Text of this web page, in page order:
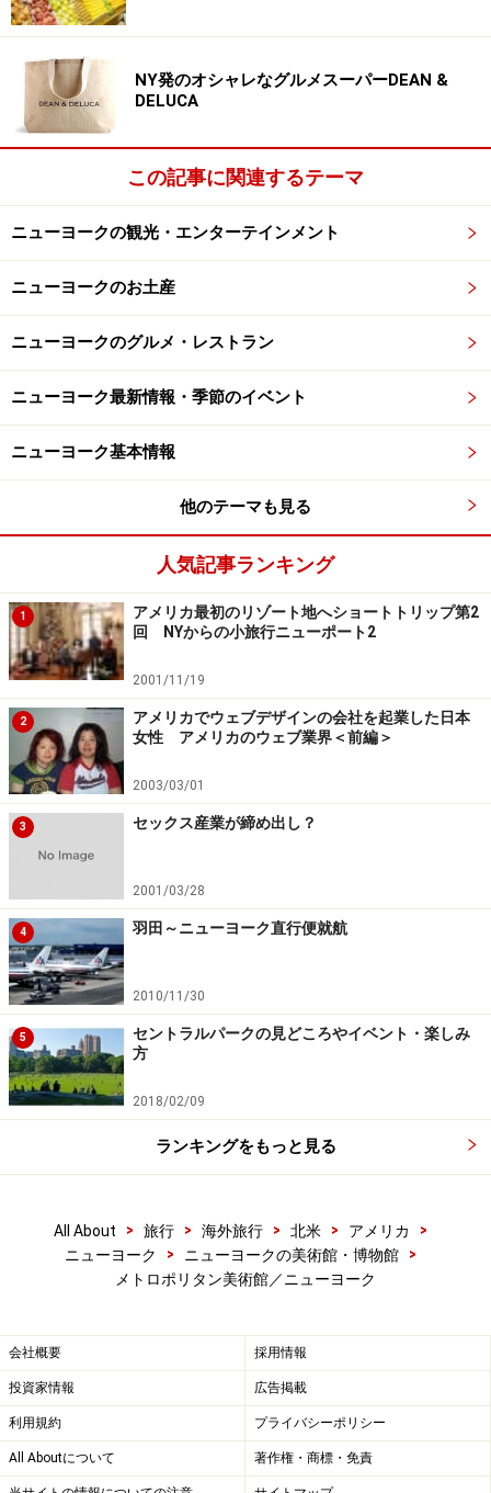
意外かもしれませんが、メトロポリタン美術館ではモダ
ンアートも充実しているんです。ここでは、ジャクソ
ン・ポロック、ジョージア・オキーフ、マーク・ロスコ
ー、ピカソ、マチス、ジャコメッティらの作品を見つけ
ることができます。ここのセクションは若い学生の見学
者が多く、いつも熱気が溢れているのが特徴的。
ギリシャ・ローマンアート
美術館の建築美も堪能
美しい彫刻の数々が出迎えてくれるここは、天井高のス
ペースに自然光がたっぷりと入り、とても清々しい一
角。ちょっと小休止しながら見て回るのにぴったりなほ
ど、ゆっくりとした時間が流れています。大理石の彫刻
を見ては、人間の肉体美に改めて気づかされるでしょ
う。ヘラクレス像やフレスコ絵画などを中心に鑑賞する
のがおススメ。
アジアンアート
教科書で見たあの絵！ photo: MET
の美術ももちろん網羅しており、日本の作品も充実。な
ぜ日本になくて、ここに？と思ってしまうほど貴重な作
品が並んでいるんです。ここでは尾形光琳の晩年の作
のをお忘れなく。
NY発のオシャレなグルメスーパーDEAN &
DELUCA
この記事に関連するテーマ
ニューヨークの観光・エンターテインメント
ニューヨークのお土産
ニューヨークのグルメ・レストラン
ニューヨーク最新情報・季節のイベント
ニューヨーク基本情報
他のテーマも見る
人気記事ランキング
1
アメリカ最初のリゾート地へショートトリップ第2
回 NYからの小旅行ニューポート2
2001/11/19
2
アメリカでウェブデザインの会社を起業した日本
女性 アメリカのウェブ業界＜前編＞
2003/03/01
3 セックス産業が締め出し？
2001/03/28
4 羽田～ニューヨーク直行便就航
2010/11/30
5
セントラルパークの見どころやイベント・楽しみ
方
2018/02/09
ランキングをもっと見る
All About > 旅行 > 海外旅行 > 北米 > アメリカ
>
ニューヨーク
> ニューヨークの美術館・博物館
>
メトロポリタン美術館／ニューヨーク
会社概要 採用情報
投資家情報 広告掲載
利用規約 プライバシーポリシー
All Aboutについて 著作権・商標・免責